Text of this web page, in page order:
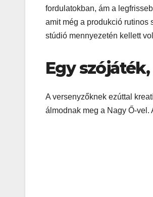
fordulatokban, ám a
amit még a produkció rutinos
stúdió mennyezetén kellett
Egy
A versenyzőknek ezúttal
álmodnak meg a Nagy Ő-vel.